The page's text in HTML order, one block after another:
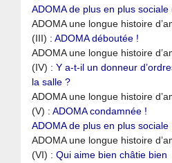
ADOMA de plus en plus sociale
ADOMA une longue histoire
(III) :ADOMA déboutée !
ADOMA une longue histoire
(IV) :Y a-t-il un donneur
la salle ?
ADOMA une longue histoire
(V) :ADOMA condamnée !
ADOMA de plus en plus sociale
ADOMA une longue histoire
(VI) :Qui aime bien châtie bien